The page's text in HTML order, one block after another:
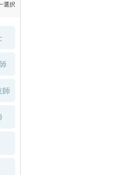
選択
師